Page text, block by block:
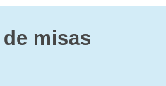
misas